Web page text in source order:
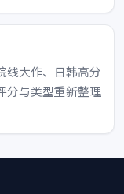
线大作、日韩高分
分与类型重新整理